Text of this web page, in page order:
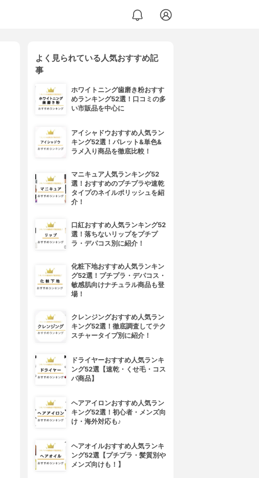
よく見られている人気おすすめ記
事
ホワイトニング歯磨き粉おすす
めランキング52選！口コミの多
い市販品を中心に
アイシャドウおすすめ人気ラン
キング52選！パレット&単色&
ラメ入り商品を徹底比較！
マニキュア人気ランキング52
選！おすすめのプチプラや速乾
タイプのネイルポリッシュを紹
介！
口紅おすすめ人気ランキング52
選！落ちないリップをプチプ
ラ・デパコス別に紹介！
化粧下地おすすめ人気ランキン
グ52選！プチプラ・デパコス・
敏感肌向けナチュラル商品も登
場！
クレンジングおすすめ人気ラン
キング52選！徹底調査してテク
スチャータイプ別に紹介！
ドライヤーおすすめ人気ランキ
ング52選【速乾・くせ毛・コス
パ商品】
ヘアアイロンおすすめ人気ラン
キング52選！初心者・メンズ向
け・海外対応も♪
ヘアオイルおすすめ人気ランキ
ング52選【プチプラ・髪質別や
メンズ向けも！】